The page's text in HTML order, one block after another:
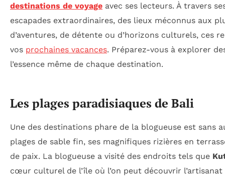
destinations de voyage avec ses lecteurs. À travers
escapades extraordinaires, des lieux méconnus aux
d’aventures, de détente ou d’horizons culturels, ces
vos prochaines vacances. Préparez-vous à explorer
l’essence même de chaque destination.
Les plages paradisiaques de Bali
Une des destinations phare de la blogueuse est sans
plages de sable fin, ses magnifiques rizières en
de paix. La blogueuse a visité des endroits tels que
cœur culturel de l’île où l’on peut découvrir